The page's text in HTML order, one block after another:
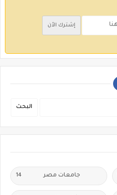
جامعات مصر 14